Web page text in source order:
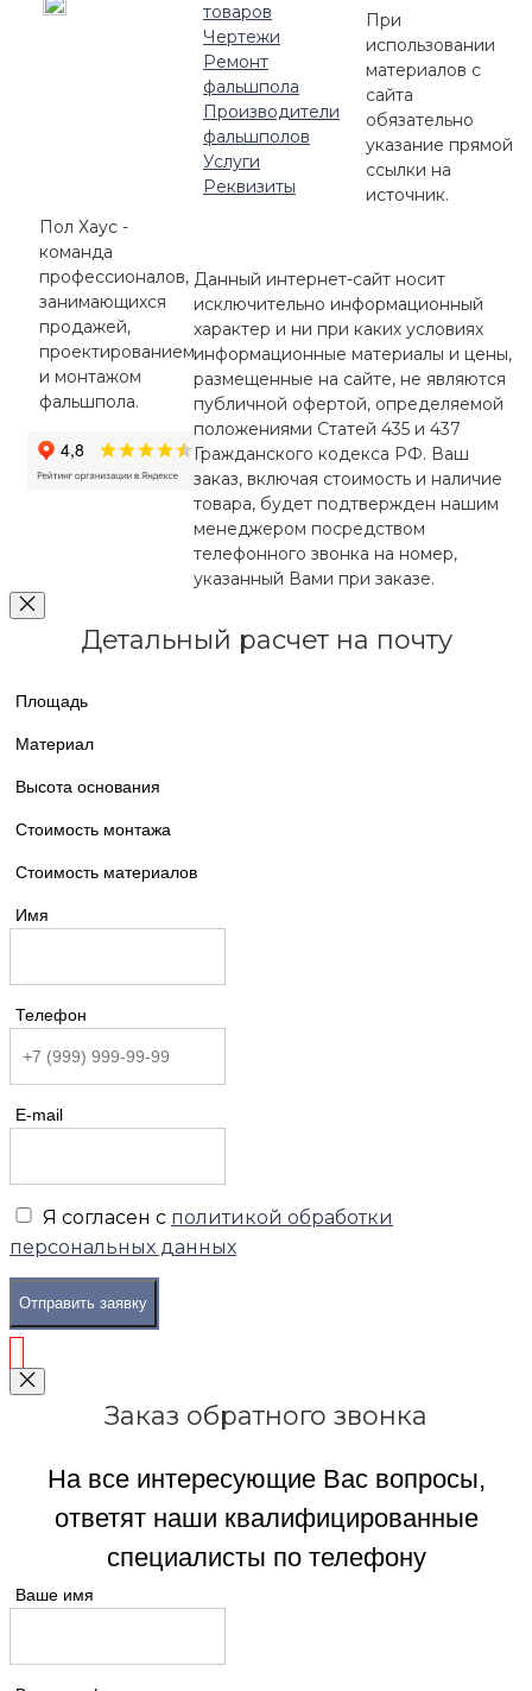
товаров
Чертежи
Ремонт
фальшпола
Производители
фальшполов
Услуги
Реквизиты
Пол Хаус -
команда
профессионалов,
занимающихся
продажей,
проектированием
и монтажом
фальшпола.
При
использовании
материалов с
сайта
обязательно
указание прямой
ссылки на
источник.
Данный интернет-сайт носит
исключительно информационный
характер и ни при каких условиях
информационные материалы и цены,
размещенные на сайте, не являются
публичной офертой, определяемой
положениями Статей 435 и 437
Гражданского кодекса РФ. Ваш
заказ, включая стоимость и наличие
товара, будет подтвержден нашим
менеджером посредством
телефонного звонка на номер,
указанный Вами при заказе.
Детальный расчет на почту
Площадь
Материал
Высота основания
Стоимость монтажа
Стоимость материалов
Имя
Телефон
E-mail
Я согласен с политикой обработки
персональных данных
Отправить заявку
Заказ обратного звонка
На все интересующие Вас вопросы,
ответят наши квалифицированные
специалисты по телефону
Ваше имя